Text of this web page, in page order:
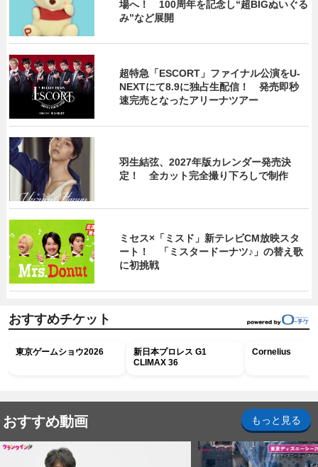
場へ！ 100周年を記念し“超BIGぬいぐる
み”など展開
超特急「ESCORT」ファイナル公演をU-
NEXTにて8.9に独占生配信！ 発売即秒
速完売となったアリーナツアー
羽生結弦、2027年版カレンダー発売決
定！ 全カット完全撮り下ろしで制作
ミセス×「ミスド」新テレビCM放映スタ
ート！ 「ミスタードーナツ♪」の替え歌
に初挑戦
おすすめチケット
東京ゲームショウ2026
新日本プロレス G1
CLIMAX 36
Cornelius
おすすめ動画 もっと見る